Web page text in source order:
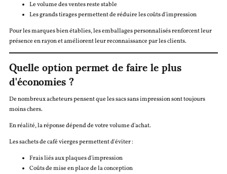
Le volume des ventes reste stable
Les grands tirages permettent de réduire les coûts d'impression
Pour les marques bien établies, les emballages personnalisés renforcent leur
présence en rayon et améliorent leur reconnaissance par les clients.
Quelle option permet de faire le plus
d'économies ?
De nombreux acheteurs pensent que les sacs sans impression sont toujours
moins chers.
En réalité, la réponse dépend de votre volume d'achat.
Les sachets de café vierges permettent d'éviter :
Frais liés aux plaques d'impression
Coûts de mise en place de la conception